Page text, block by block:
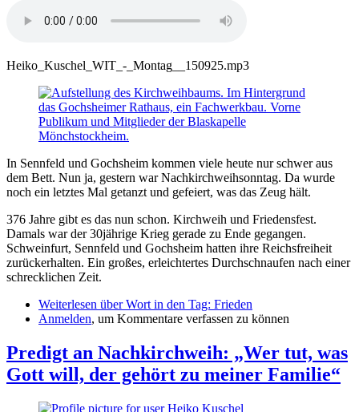
Heiko_Kuschel_WIT_-_Montag__150925.mp3
In Sennfeld und Gochsheim kommen viele heute nur schwer aus
dem Bett. Nun ja, gestern war Nachkirchweihsonntag. Da wurde
noch ein letztes Mal getanzt und gefeiert, was das Zeug hält.
376 Jahre gibt es das nun schon. Kirchweih und Friedensfest.
Damals war der 30jährige Krieg gerade zu Ende gegangen.
Schweinfurt, Sennfeld und Gochsheim hatten ihre Reichsfreiheit
zurückerhalten. Ein großes, erleichtertes Durchschnaufen nach einer
schrecklichen Zeit.
Weiterlesen über Wort in den Tag: Frieden
Anmelden, um Kommentare verfassen zu können
Predigt an Nachkirchweih: „Wer tut, was
Gott will, der gehört zu meiner Familie“